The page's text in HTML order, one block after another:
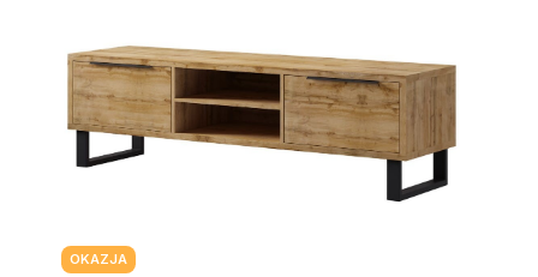
Tagi produktu
OKAZJA